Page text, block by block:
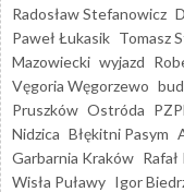
Radosław Stefanowicz
Paweł Łukasik Tomasz
Mazowiecki wyjazd
Vęgoria Węgorzewo
Pruszków Ostróda
Nidzica Błękitni Pasym
Garbarnia Kraków Rafał
Wisła Puławy Igor